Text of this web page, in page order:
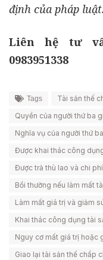
định của pháp luật.
Liên hệ tư
0983951338
Tags Tài sản thế
Quyền của người thứ ba
Nghĩa vụ của người thứ
Được khai thác công
Được trả thù lao và chi
Bồi thường nếu làm mất
Làm mất giá trị và giảm
Khai thác công dụng tài
Nguy cơ mất giá trị hoặc
Giao lại tài sản thế chấp